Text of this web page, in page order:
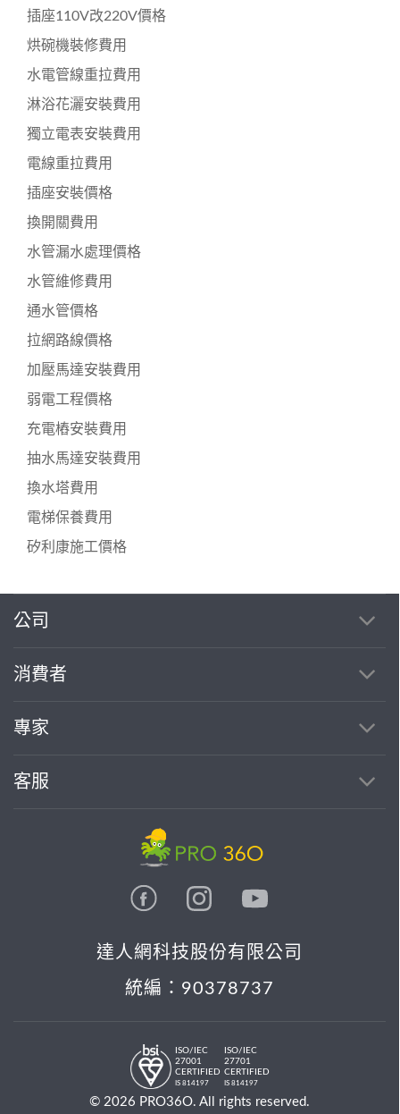
插座110V改220V價格
烘碗機裝修費用
水電管線重拉費用
淋浴花灑安裝費用
獨立電表安裝費用
電線重拉費用
插座安裝價格
換開關費用
水管漏水處理價格
水管維修費用
通水管價格
拉網路線價格
加壓馬達安裝費用
弱電工程價格
充電樁安裝費用
抽水馬達安裝費用
換水塔費用
電梯保養費用
矽利康施工價格
公司
消費者
專家
客服
達人網科技股份有限公司
統編：90378737
ISO/IEC
27001
CERTIFIED
IS 814197
ISO/IEC
27701
CERTIFIED
IS 814197
© 2026 PRO36O. All rights reserved.